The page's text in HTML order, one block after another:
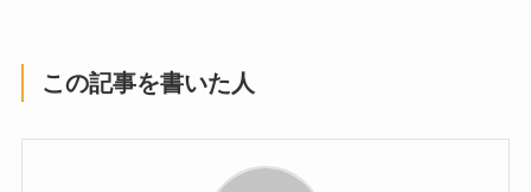
この記事を書いた人